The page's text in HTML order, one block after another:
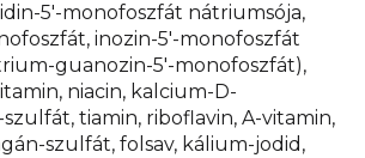
5'-monofoszfát nátriumsója,
inozin-5'-monofoszfát
guanozin-5′-monofoszfát),
niacin, kalcium-D-
tiamin, riboflavin, A-vitamin,
szulfát, folsav, kálium-jodid,